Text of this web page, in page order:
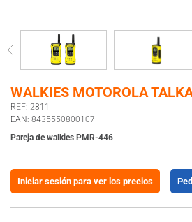
WALKIES MOTOROLA
REF: 2811
EAN: 8435550800107
Pareja de walkies PMR-446
Iniciar sesión para ver los precios